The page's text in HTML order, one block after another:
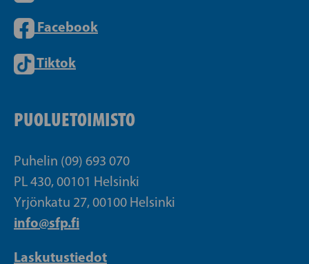
Facebook
Tiktok
PUOLUETOIMISTO
Puhelin (09) 693 070
PL 430, 00101 Helsinki
Yrjönkatu 27, 00100 Helsinki
info@sfp.fi
Laskutustiedot